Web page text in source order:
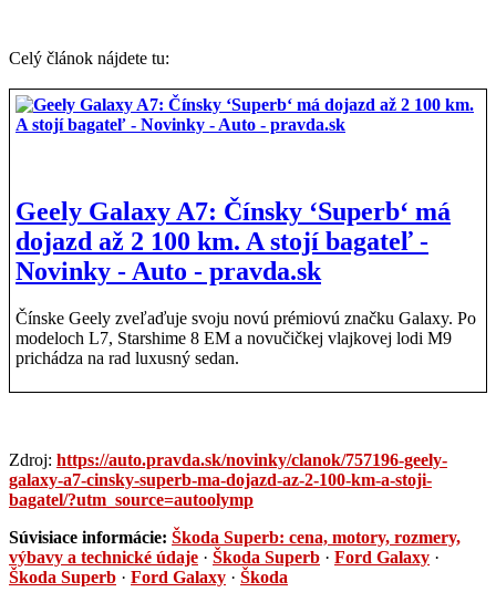
Celý článok nájdete tu:
Geely Galaxy A7: Čínsky ‘Superb‘ má
dojazd až 2 100 km. A stojí bagateľ -
Novinky - Auto - pravda.sk
Čínske Geely zveľaďuje svoju novú prémiovú značku Galaxy. Po
modeloch L7, Starshime 8 EM a novučičkej vlajkovej lodi M9
prichádza na rad luxusný sedan.
Zdroj: https://auto.pravda.sk/novinky/clanok/757196-geely-
galaxy-a7-cinsky-superb-ma-dojazd-az-2-100-km-a-stoji-
bagatel/?utm_source=autoolymp
Súvisiace informácie: Škoda Superb: cena, motory, rozmery,
výbavy a technické údaje · Škoda Superb · Ford Galaxy ·
Škoda Superb · Ford Galaxy · Škoda